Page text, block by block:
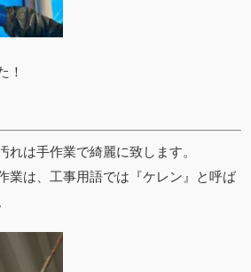
！
れは手作業で綺麗に致します。
業は、工事用語では『ケレン』と呼ば